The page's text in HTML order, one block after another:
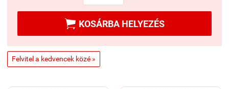
 KOSÁRBA HELYEZÉS
Felvitel a kedvencek közé »